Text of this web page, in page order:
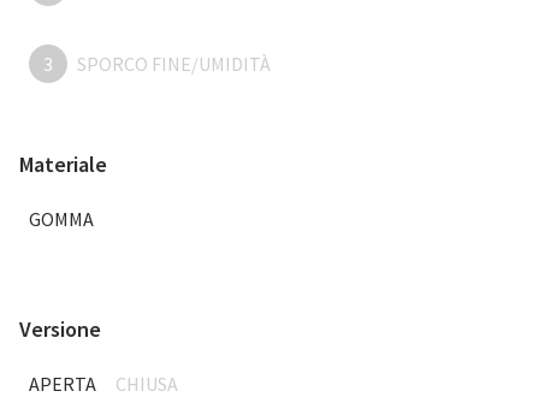
3 SPORCO FINE/UMIDITÀ
Materiale
GOMMA
Versione
APERTA CHIUSA